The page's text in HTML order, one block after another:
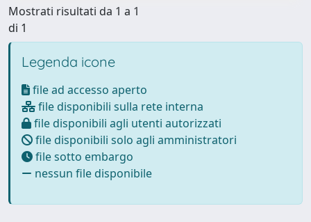
Mostrati risultati da 1 a 1
di 1
Legenda icone
file ad accesso aperto
file disponibili sulla rete interna
file disponibili agli utenti autorizzati
file disponibili solo agli amministratori
file sotto embargo
nessun file disponibile